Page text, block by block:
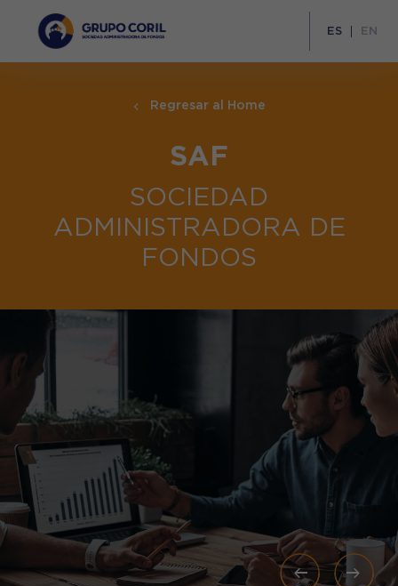
ES EN
Regresar al Home
SAF
SOCIEDAD
ADMINISTRADORA DE
FONDOS